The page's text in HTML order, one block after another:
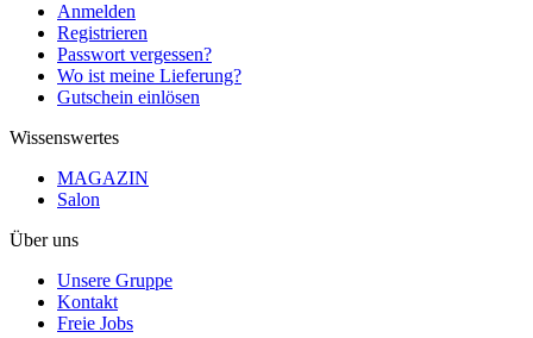
Anmelden
Registrieren
Passwort vergessen?
Wo ist meine Lieferung?
Gutschein einlösen
Wissenswertes
MAGAZIN
Salon
Über uns
Unsere Gruppe
Kontakt
Freie Jobs